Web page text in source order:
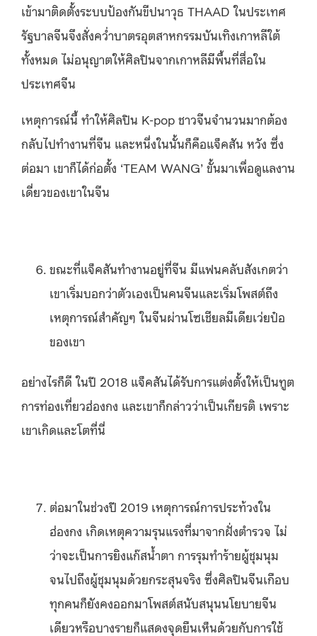
เข้ามาติดตั้งระบบป้องกันขีปนาวุธ THAAD ในประเทศ
รัฐบาลจีนจึงสั่งคว่ำบาตรอุตสาหกรรมบันเทิงเกาหลีใต้
ทั้งหมด ไม่อนุญาตให้ศิลปินจากเกาหลีมีพื้นที่สื่อใน
ประเทศจีน
เหตุการณ์นี้ ทำให้ศิลปิน K-pop ชาวจีนจำนวนมากต้อง
กลับไปทำงานที่จีน และหนึ่งในนั้นก็คือแจ็คสัน หวัง ซึ่ง
ต่อมา เขาก็ได้ก่อตั้ง ‘TEAM WANG’ ขั้นมาเพื่อดูแลงาน
เดี่ยวของเขาในจีน
ขณะที่แจ็คสันทำงานอยู่ที่จีน มีแฟนคลับสังเกตว่า
เขาเริ่มบอกว่าตัวเองเป็นคนจีนและเริ่มโพสต์ถึง
เหตุการณ์สำคัญๆ ในจีนผ่านโซเชียลมีเดียเว่ยป๋อ
ของเขา
อย่างไรก็ดี ในปี 2018 แจ็คสันได้รับการแต่งตั้งให้เป็นทูต
การท่องเที่ยวฮ่องกง และเขาก็กล่าวว่าเป็นเกียรติ เพราะ
เขาเกิดและโตที่นี่
ต่อมาในช่วงปี 2019 เหตุการณ์การประท้วงใน
ฮ่องกง เกิดเหตุความรุนแรงที่มาจากฝั่งตำรวจ ไม่
ว่าจะเป็นการยิงแก๊สน้ำตา การรุมทำร้ายผู้ชุมนุม
จนไปถึงผู้ชุมนุมด้วยกระสุนจริง ซึ่งศิลปินจีนเกือบ
ทุกคนก็ยังคงออกมาโพสต์สนับสนุนนโยบายจีน
เดียวหรือบางรายก็แสดงจุดยืนเห็นด้วยกับการใช้